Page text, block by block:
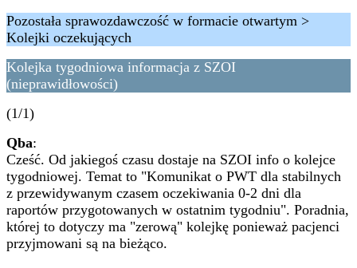
Pozostała sprawozdawczość w formacie otwartym >
Kolejki oczekujących
Kolejka tygodniowa informacja z SZOI
(nieprawidłowości)
(1/1)
Qba:
Cześć. Od jakiegoś czasu dostaje na SZOI info o kolejce
tygodniowej. Temat to "Komunikat o PWT dla stabilnych
z przewidywanym czasem oczekiwania 0-2 dni dla
raportów przygotowanych w ostatnim tygodniu". Poradnia,
której to dotyczy ma "zerową" kolejkę ponieważ pacjenci
przyjmowani są na bieżąco.